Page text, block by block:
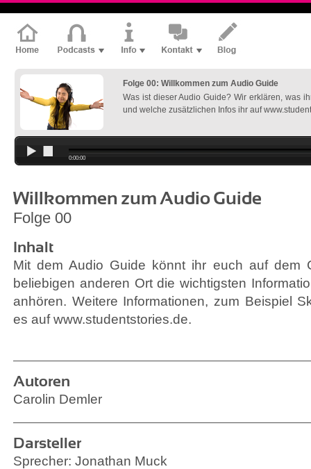
Folge 00: Willkommen zum Audio Guide
Was ist dieser Audio Guide? Wir erklären, was
und welche zusätzlichen Infos ihr auf
0:00:00
Willkommen zum Audio Guide
Folge 00
Inhalt
Mit dem Audio Guide könnt ihr euch auf dem
beliebigen anderen Ort die wichtigsten
anhören. Weitere Informationen, zum Beispiel
es auf www.studentstories.de.
Autoren
Carolin Demler
Darsteller
Sprecher: Jonathan Muck